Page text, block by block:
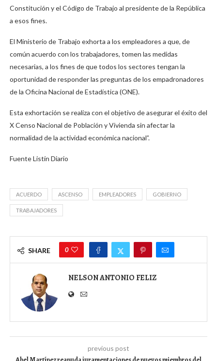
Constitución y el Código de Trabajo al presidente de la República
a esos fines.
El Ministerio de Trabajo exhorta a los empleadores a que, de
común acuerdo con los trabajadores, tomen las medidas
necesarias, a los fines de que todos los sectores tengan la
oportunidad de responder las preguntas de los empadronadores
de la Oficina Nacional de Estadística (ONE).
Esta exhortación se realiza con el objetivo de asegurar el éxito del
X Censo Nacional de Población y Vivienda sin afectar la
normalidad de la actividad económica nacional”.
Fuente Listín Diario
ACUERDO ASCENSO EMPLEADORES GOBIERNO
TRABAJADORES
SHARE 0
NELSON ANTONIO FELIZ
previous post